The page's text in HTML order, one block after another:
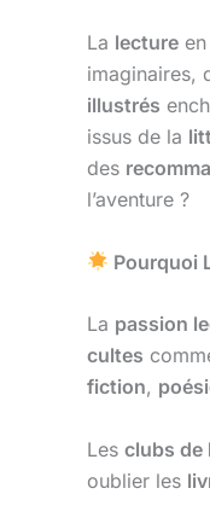
La lecture
imaginaires,
illustrés
issus de la
des
l’aventure ?
Pourquoi
La passion
cultes
fiction,
Les clubs de
oublier les